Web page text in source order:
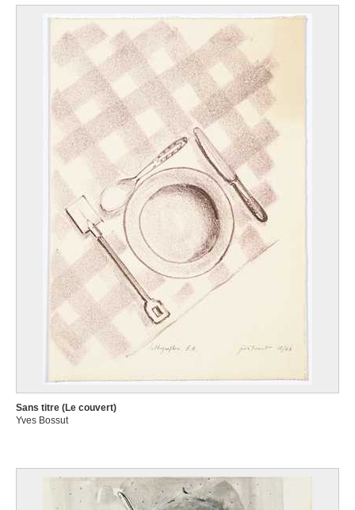
Sans titre (Le couvert)
Yves Bossut